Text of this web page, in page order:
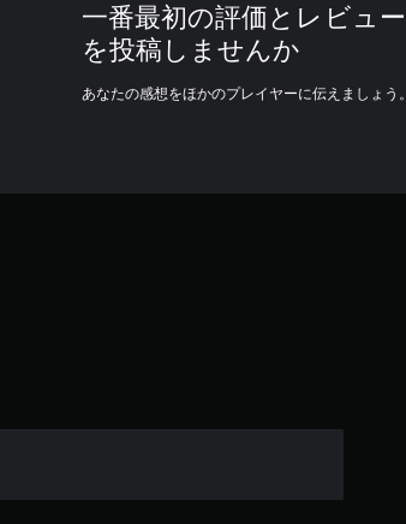
一番最初の評価とレビュー
を投稿しませんか
あなたの感想をほかのプレイヤーに伝えましょう。